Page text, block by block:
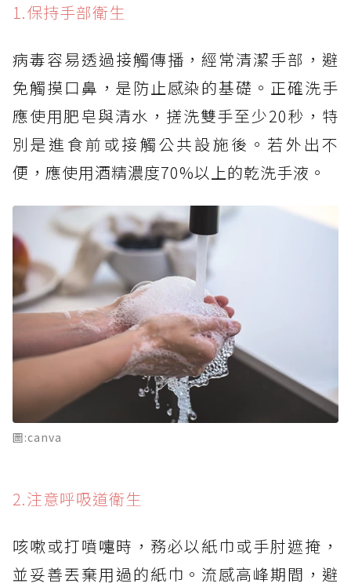
1.保持手部衛生
病毒容易透過接觸傳播，經常清潔手部，避
免觸摸口鼻，是防止感染的基礎。正確洗手
應使用肥皂與清水，搓洗雙手至少20秒，特
別是進食前或接觸公共設施後。若外出不
便，應使用酒精濃度70%以上的乾洗手液。
圖:canva
2.注意呼吸道衛生
咳嗽或打噴嚏時，務必以紙巾或手肘遮掩，
並妥善丟棄用過的紙巾。流感高峰期間，避